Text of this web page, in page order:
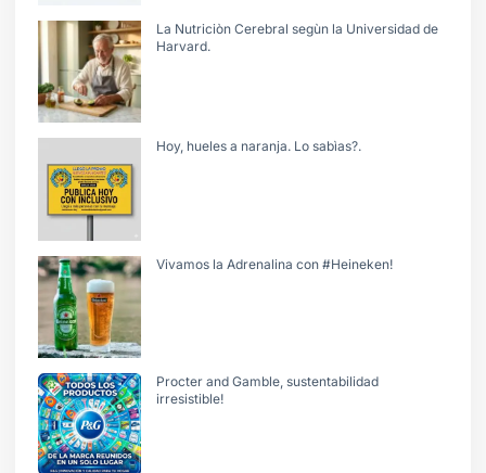
La Nutriciòn Cerebral segùn la Universidad de
Harvard.
Hoy, hueles a naranja. Lo sabìas?.
Vivamos la Adrenalina con #Heineken!
Procter and Gamble, sustentabilidad
irresistible!